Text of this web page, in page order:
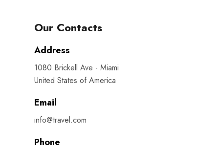
Our Contacts
Address
1080 Brickell Ave - Miami
United States of America
Email
info@travel.com
Phone